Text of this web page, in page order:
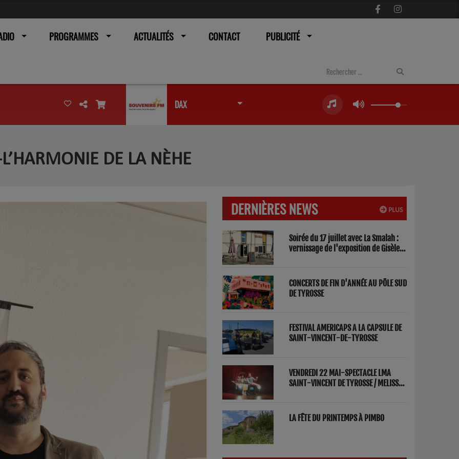
PROGRAMMES ACTUALITÉS CONTACT PUBLICITÉ
DAX
DE LA NÈHE
PLUS
DERNIÈRES NEWS
Soirée du 17 juillet avec La Smalah :
vernissage de l'exposition de Gisèle
CONCERTS DE FIN D'ANNÉE AU PÔLE SUD
DE TYROSSE
FESTIVAL AMERICAPS A LA CAPSULE DE
SAINT-VINCENT-DE-TYROSSE
VENDREDI 22 MAI-SPECTACLE LMA
SAINT-VINCENT DE TYROSSE / MELISSA
LA FÊTE DU PRINTEMPS À PIMBO